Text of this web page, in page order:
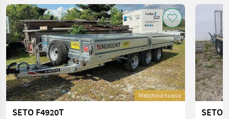
Macchina nuova
SETO F4920T
SETO